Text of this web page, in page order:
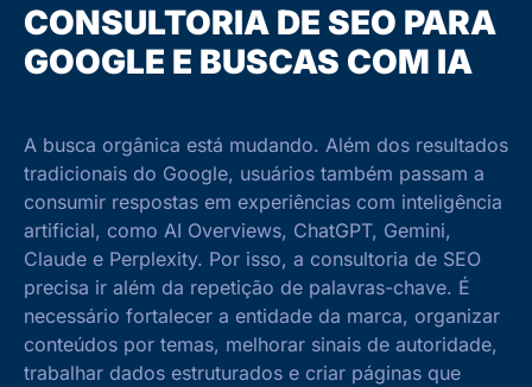
CONSULTORIA DE SEO PARA
GOOGLE E BUSCAS COM IA
A busca orgânica está mudando. Além dos resultados
tradicionais do Google, usuários também passam a
consumir respostas em experiências com inteligência
artificial, como AI Overviews, ChatGPT, Gemini,
Claude e Perplexity. Por isso, a consultoria de SEO
precisa ir além da repetição de palavras-chave. É
necessário fortalecer a entidade da marca, organizar
conteúdos por temas, melhorar sinais de autoridade,
trabalhar dados estruturados e criar páginas que